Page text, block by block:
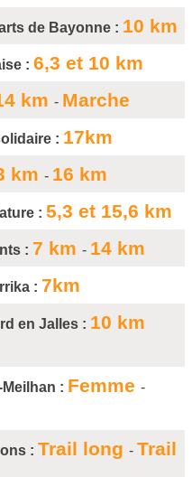
de Bayonne : 10 km
: 6,3 et 10 km
km - Marche
: 17km
km - 16 km
: 5,3 et 15,6 km
: 7 km - 14 km
: 7km
en Jalles : 10 km
: Femme -
: Trail long - Trail